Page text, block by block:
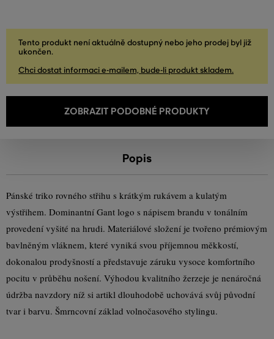
Tento produkt není aktuálně dostupný nebo jeho prodej byl již
ukončen.
Chci dostat informaci e-mailem, bude-li produkt skladem.
ZOBRAZIT PODOBNÉ PRODUKTY
Popis
Pánské triko rovného střihu s krátkým rukávem a kulatým
výstřihem. Dominantní Gant logo s nápisem brandu v tonálním
provedení vyšité na hrudi. Materiálové složení je tvořeno prémiovým
bavlněným vláknem, které vyniká svou příjemnou měkkostí,
dokonalou prodyšností a představuje záruku vysoce komfortního
pocitu v průběhu nošení. Výhodou kvalitního žerzeje je nenáročná
údržba navzdory níž si artikl dlouhodobě uchovává svůj původní
tvar i barvu. Šmrncovní základ volnočasového stylingu.